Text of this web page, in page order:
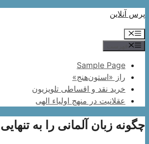
پرش
محتوا
پرس آنلاین
فهرست
Sample Page
راز «استون‌هنج»
خرید نقد و اقساطی تلویزیون
عقلانیت در منهج اولیاء الهی
چگونه زبان آلمانی را به